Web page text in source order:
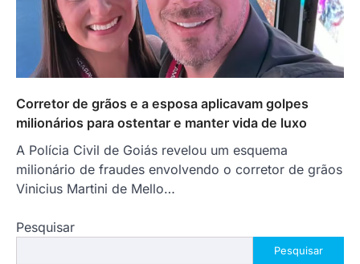
Corretor de grãos e a esposa aplicavam golpes
milionários para ostentar e manter vida de luxo
A Polícia Civil de Goiás revelou um esquema
milionário de fraudes envolvendo o corretor de grãos
Vinicius Martini de Mello…
Pesquisar
Pesquisar